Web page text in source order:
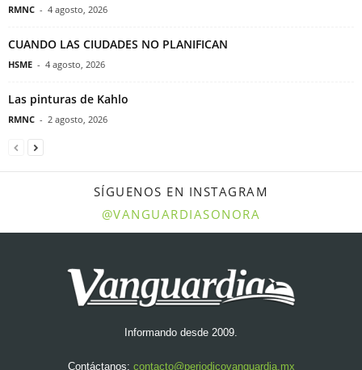
RMNC - 4 agosto, 2026
CUANDO LAS CIUDADES NO PLANIFICAN
HSME - 4 agosto, 2026
Las pinturas de Kahlo
RMNC - 2 agosto, 2026
SÍGUENOS EN INSTAGRAM
@VANGUARDIASONORA
Informando desde 2009.
Contáctanos: contacto@periodicovanguardia.mx